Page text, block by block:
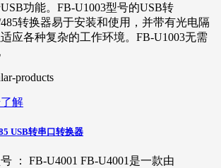
功能。FB-U1003型号的USB转
485转换器易于安装和使用，并带有光电隔
应各种复杂的工作环境。FB-U1003无需
解
USB转串口转换器
： FB-U4001 FB-U4001是一款由